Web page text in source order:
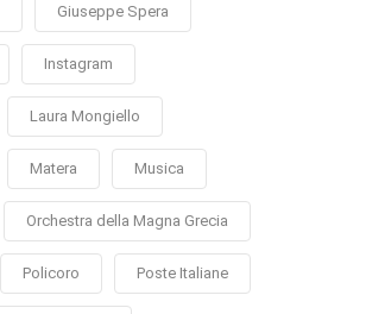
Giuseppe Spera
Instagram
Laura Mongiello
Matera Musica
Orchestra della Magna Grecia
Policoro Poste Italiane